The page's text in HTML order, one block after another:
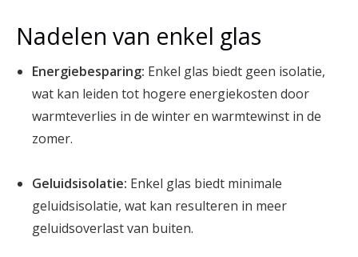
Nadelen van enkel glas
Energiebesparing: Enkel glas biedt geen isolatie,
wat kan leiden tot hogere energiekosten door
warmteverlies in de winter en warmtewinst in de
zomer.
Geluidsisolatie: Enkel glas biedt minimale
geluidsisolatie, wat kan resulteren in meer
geluidsoverlast van buiten.